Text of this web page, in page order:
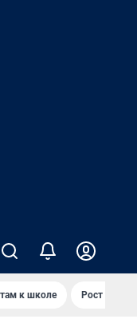
к школе Рост цен на